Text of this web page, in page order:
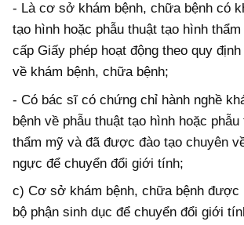
- Là cơ sở khám bệnh, chữa bệnh có
tạo hình hoặc phẫu thuật tạo hình
cấp Giấy phép hoạt động theo quy
về khám bệnh, chữa bệnh;
- Có bác sĩ có chứng chỉ hành nghề
bệnh về phẫu thuật tạo hình hoặc
thẩm mỹ và đã được đào tạo chuyên
ngực để chuyển đổi giới tính;
c) Cơ sở khám bệnh, chữa bệnh được
bộ phận sinh dục để chuyển đổi giới